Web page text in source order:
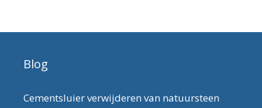
Blog
Cementsluier verwijderen van natuursteen